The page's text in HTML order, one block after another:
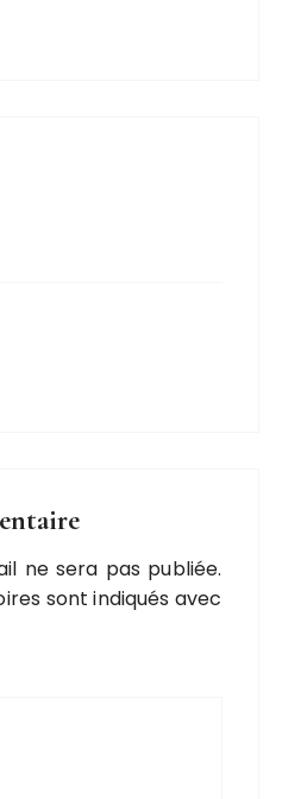
ne sera pas publiée.
sont indiqués avec